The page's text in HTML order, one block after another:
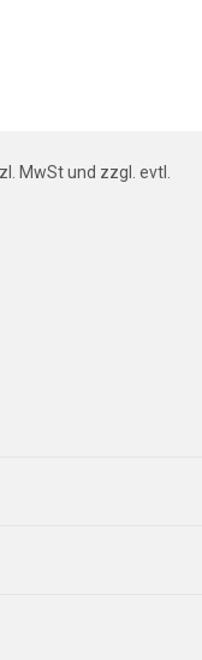
MwSt und zzgl. evtl.